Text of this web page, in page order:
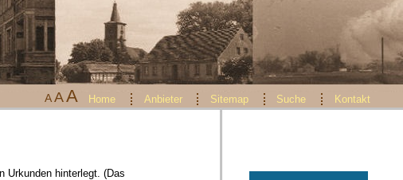
AAA Home Anbieter Sitemap Suche Kontakt
Urkunden hinterlegt. (Das